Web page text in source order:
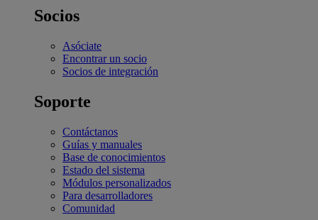
Socios
Asóciate
Encontrar un socio
Socios de integración
Soporte
Contáctanos
Guías y manuales
Base de conocimientos
Estado del sistema
Módulos personalizados
Para desarrolladores
Comunidad